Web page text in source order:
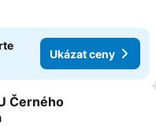
Ukázat ceny
na seznam oblíbených
Černého